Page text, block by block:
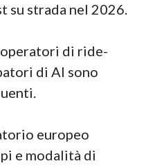
su strada nel 2026.
di ride-
di AI sono
europeo
e modalità di